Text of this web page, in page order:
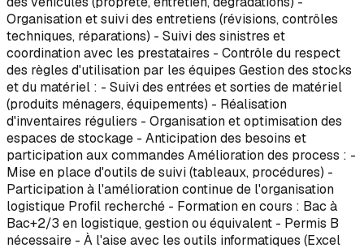
Organisation et suivi des entretiens (révisions, contrôles
techniques, réparations) - Suivi des sinistres et
coordination avec les prestataires - Contrôle du respect
des règles d'utilisation par les équipes Gestion des stocks
et du matériel : - Suivi des entrées et sorties de matériel
(produits ménagers, équipements) - Réalisation
d'inventaires réguliers - Organisation et optimisation des
espaces de stockage - Anticipation des besoins et
participation aux commandes Amélioration des process : -
Mise en place d'outils de suivi (tableaux, procédures) -
Participation à l'amélioration continue de l'organisation
logistique Profil recherché - Formation en cours : Bac à
Bac+2/3 en logistique, gestion ou équivalent - Permis B
nécessaire - À l'aise avec les outils informatiques (Excel